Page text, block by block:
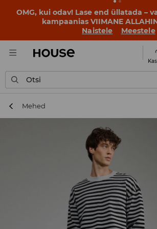
OMG, kui odav! Lase end üllatada –
kampaanias VIIMANE
Naistele
Meestele
Otsi
Mehed